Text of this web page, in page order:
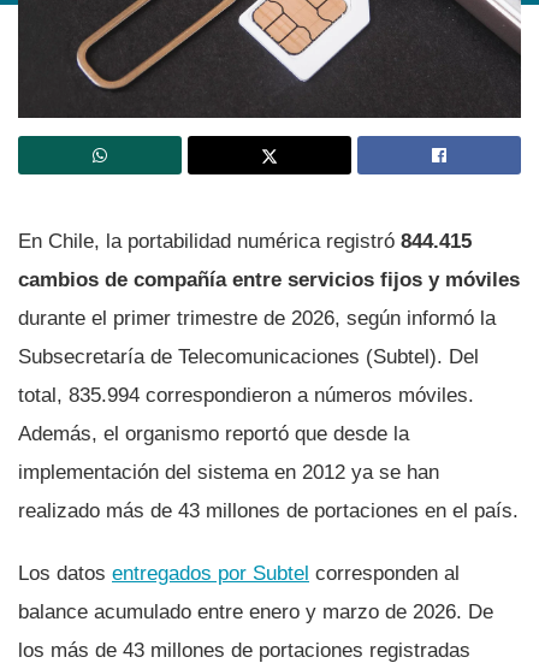
En Chile, la portabilidad numérica registró 844.415
cambios de compañía entre servicios fijos y móviles
durante el primer trimestre de 2026, según informó la
Subsecretaría de Telecomunicaciones (Subtel). Del
total, 835.994 correspondieron a números móviles.
Además, el organismo reportó que desde la
implementación del sistema en 2012 ya se han
realizado más de 43 millones de portaciones en el país.
Los datos entregados por Subtel corresponden al
balance acumulado entre enero y marzo de 2026. De
los más de 43 millones de portaciones registradas